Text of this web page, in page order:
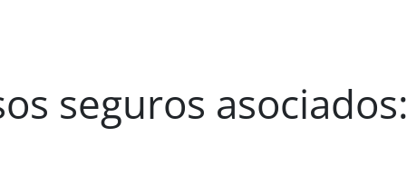
seguros asociados: